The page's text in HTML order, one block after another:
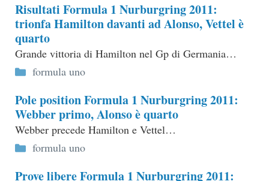
Risultati Formula 1 Nurburgring 2011:
trionfa Hamilton davanti ad Alonso, Vettel è
quarto
Grande vittoria di Hamilton nel Gp di Germania…
Categorie
formula uno
Pole position Formula 1 Nurburgring 2011:
Webber primo, Alonso è quarto
Webber precede Hamilton e Vettel…
Categorie
formula uno
Prove libere Formula 1 Nurburgring 2011: